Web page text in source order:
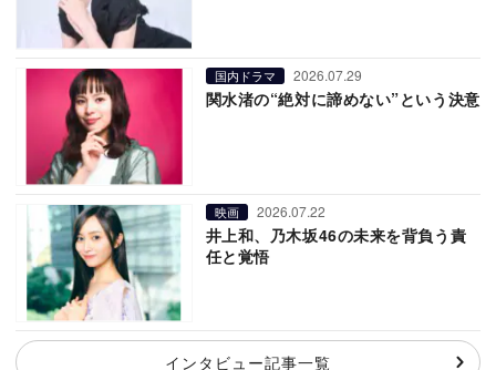
国内ドラマ 2026.07.29
関水渚の“絶対に諦めない”という決意
映画 2026.07.22
井上和、乃木坂46の未来を背負う責
任と覚悟
インタビュー記事一覧